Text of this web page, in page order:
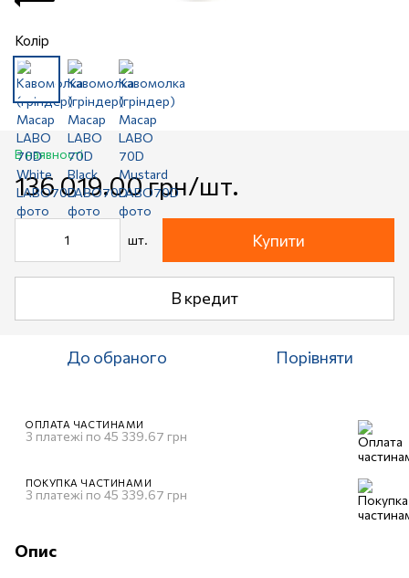
Колір
В наявності
136 019.00 грн/шт.
шт. Купити
В кредит
До обраного Порівняти
ОПЛАТА ЧАСТИНАМИ
3 платежі по 45 339.67 грн
ПОКУПКА ЧАСТИНАМИ
3 платежі по 45 339.67 грн
Опис